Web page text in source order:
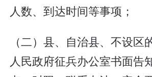
人数、到达时间等事项；
（二）县、自治县、不设区
人民政府征兵办公室书面告